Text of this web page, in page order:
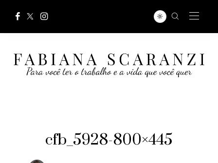
cfb_5928-800×445